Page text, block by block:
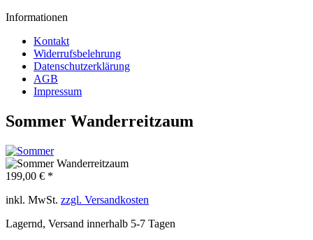
Informationen
Kontakt
Widerrufsbelehrung
Datenschutzerklärung
AGB
Impressum
Sommer Wanderreitzaum
199,00 € *
inkl. MwSt. zzgl. Versandkosten
Lagernd, Versand innerhalb 5-7 Tagen